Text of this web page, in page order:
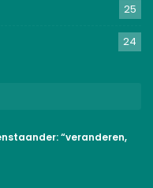
25
24
“veranderen,